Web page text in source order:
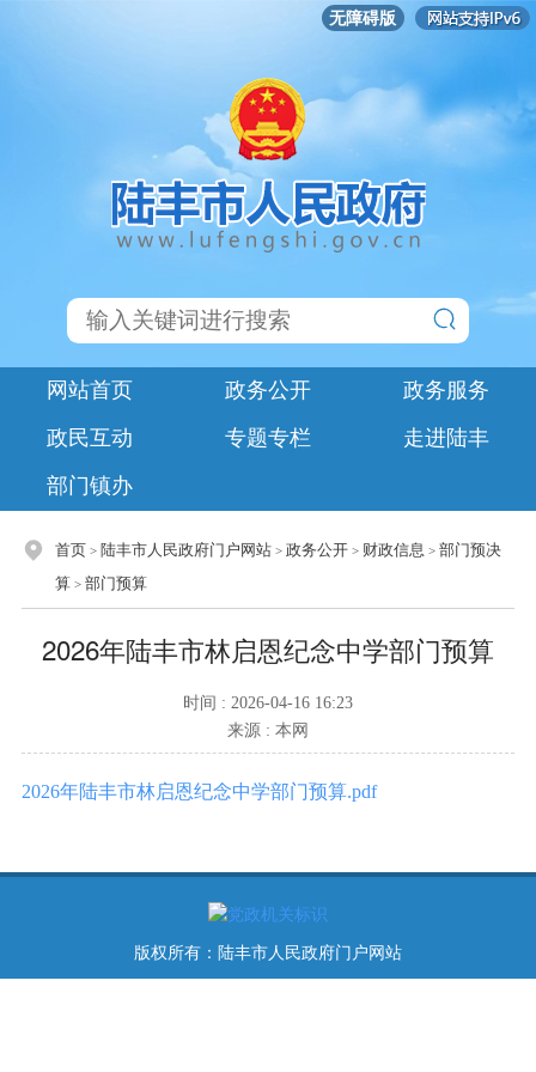
无障碍版
网站首页 政务公开
政务服务
政民互动
专题专栏
走进陆丰
部门镇办
首页 > 陆丰市人民政府门户网站 >政务公开 > 财政信息 >部门预决
算 >部门预算
2026年陆丰市林启恩纪念中学部门预算
时间 : 2026-04-16 16:23
来源 : 本网
2026年陆丰市林启恩纪念中学部门预算.pdf
版权所有：陆丰市人民政府门户网站